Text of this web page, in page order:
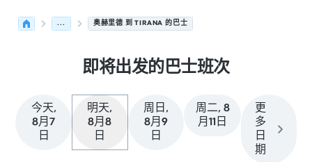
... 奥赫里德 到 TIRANA 的巴士
即将出发的巴士班次
今天,
8月7
日
明天,
8月8
日
周日,
8月9
日
周二, 8
月11日
更
多
日
期